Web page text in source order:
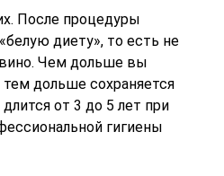
После процедуры
диету», то есть не
вино. Чем дольше вы
дольше сохраняется
от 3 до 5 лет при
гигиены